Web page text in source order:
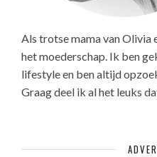
Als trotse mama van Olivia
het moederschap. Ik ben
lifestyle en ben altijd
Graag deel ik al het leuks